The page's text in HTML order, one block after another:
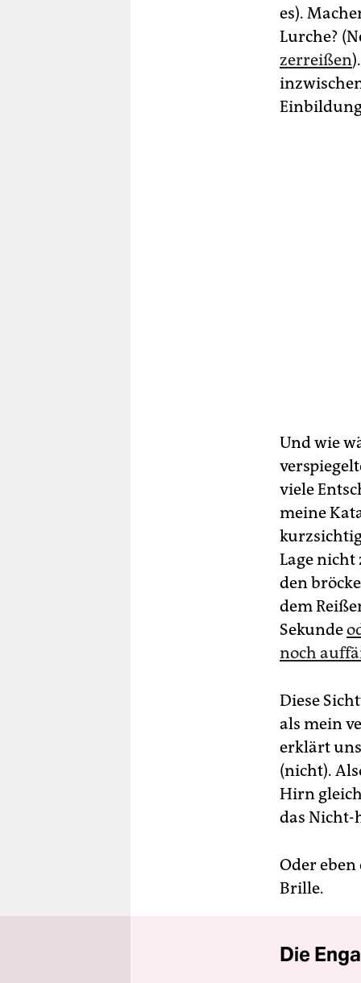
es).
Lurche?
zerreißen
Und wie
viele
meine
Lage
den
dem
Sekunde
noch
Diese
als mein
erklärt
(nicht).
Hirn
das
Oder
Brille.
Die